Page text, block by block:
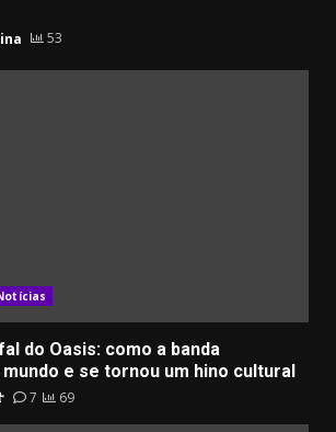
53
do Oasis: como a banda
e se tornou um hino cultural
7 69